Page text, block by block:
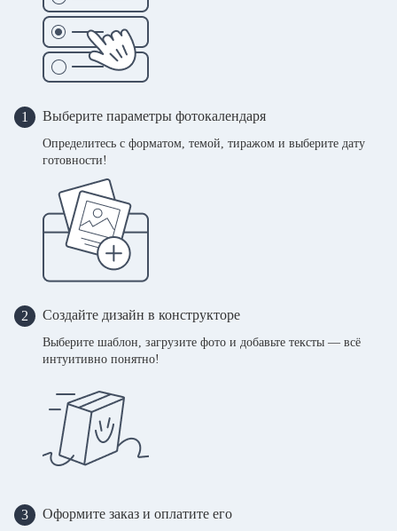
1 Выберите параметры фотокалендаря
Определитесь с форматом, темой, тиражом и выберите дату
готовности!
2 Создайте дизайн в конструкторе
Выберите шаблон, загрузите фото и добавьте тексты — всё
интуитивно понятно!
3 Оформите заказ и оплатите его